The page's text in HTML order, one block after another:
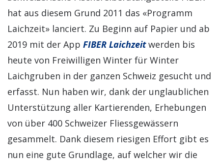
hat aus diesem Grund 2011 das «Programm
Laichzeit» lanciert. Zu Beginn auf Papier und ab
2019 mit der App FIBER Laichzeitwerden bis
heute von Freiwilligen Winter für Winter
Laichgruben in der ganzen Schweiz gesucht und
erfasst. Nun haben wir, dank der unglaublichen
Unterstützung aller Kartierenden, Erhebungen
von über 400 Schweizer Fliessgewässern
gesammelt. Dank diesem riesigen Effort gibt es
nun eine gute Grundlage, auf welcher wir die